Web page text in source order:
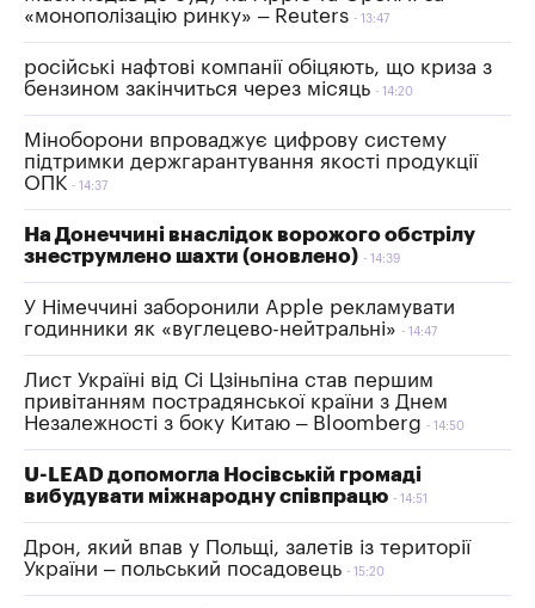
«монополізацію ринку» – Reuters
13:47
російські нафтові компанії обіцяють, що криза з
бензином закінчиться через місяць
14:20
Міноборони впроваджує цифрову систему
підтримки держгарантування якості продукції
ОПК
14:37
На Донеччині внаслідок ворожого обстрілу
знеструмлено шахти (оновлено)
14:39
У Німеччині заборонили Apple рекламувати
годинники як «вуглецево-нейтральні»
14:47
Лист Україні від Сі Цзіньпіна став першим
привітанням пострадянської країни з Днем
Незалежності з боку Китаю – Bloomberg
14:50
U-LEAD допомогла Носівській громаді
вибудувати міжнародну співпрацю
14:51
Дрон, який впав у Польщі, залетів із території
України – польський посадовець
15:20